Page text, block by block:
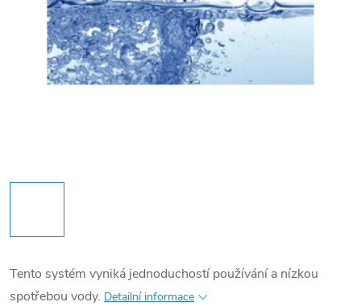
Tento systém vyniká jednoduchostí používání a nízkou
spotřebou vody. Detailní informace